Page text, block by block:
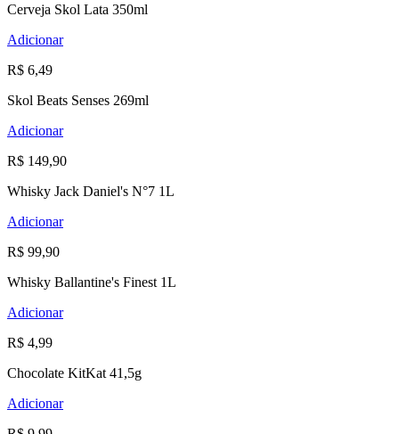
Cerveja Skol Lata 350ml
Adicionar
R$ 6,49
Skol Beats Senses 269ml
Adicionar
R$ 149,90
Whisky Jack Daniel's N°7 1L
Adicionar
R$ 99,90
Whisky Ballantine's Finest 1L
Adicionar
R$ 4,99
Chocolate KitKat 41,5g
Adicionar